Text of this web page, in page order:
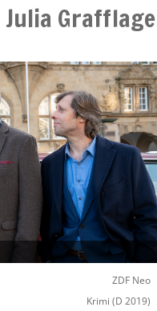
Julia Grafflage
ZDF Neo
Krimi (D 2019)